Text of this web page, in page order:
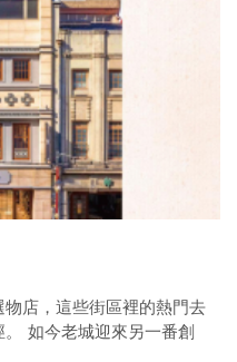
店，這些街區裡的熱門去
如今老城迎來另一番創